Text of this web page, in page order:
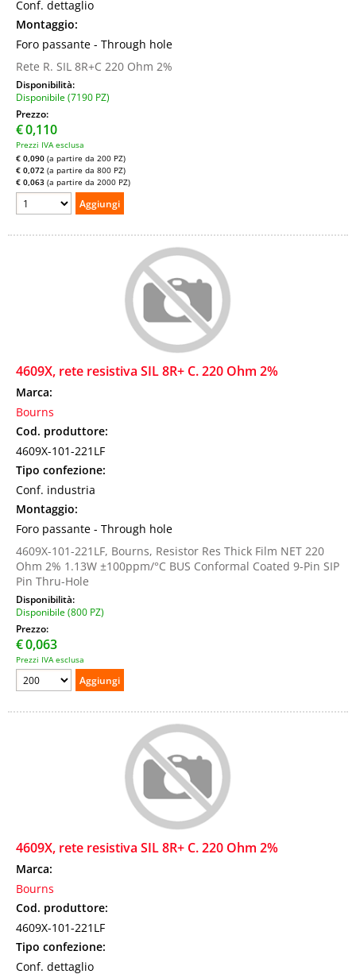
Conf. dettaglio
Montaggio:
Foro passante - Through hole
Rete R. SIL 8R+C 220 Ohm 2%
Disponibilità:
Disponibile (7190 PZ)
Prezzo:
€0,110
Prezzi IVA esclusa
€ 0,090 (a partire da 200 PZ)
€ 0,072 (a partire da 800 PZ)
€ 0,063 (a partire da 2000 PZ)
4609X, rete resistiva SIL 8R+ C. 220 Ohm 2%
Marca:
Bourns
Cod. produttore:
4609X-101-221LF
Tipo confezione:
Conf. industria
Montaggio:
Foro passante - Through hole
4609X-101-221LF, Bourns, Resistor Res Thick Film NET 220
Ohm 2% 1.13W ±100ppm/°C BUS Conformal Coated 9-Pin SIP
Pin Thru-Hole
Disponibilità:
Disponibile (800 PZ)
Prezzo:
€0,063
Prezzi IVA esclusa
4609X, rete resistiva SIL 8R+ C. 220 Ohm 2%
Marca:
Bourns
Cod. produttore:
4609X-101-221LF
Tipo confezione:
Conf. dettaglio